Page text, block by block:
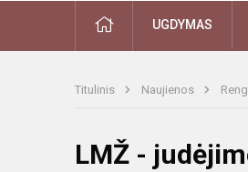
PRADŽIAUGDYMAS
Titulinis Naujienos
LMŽ -